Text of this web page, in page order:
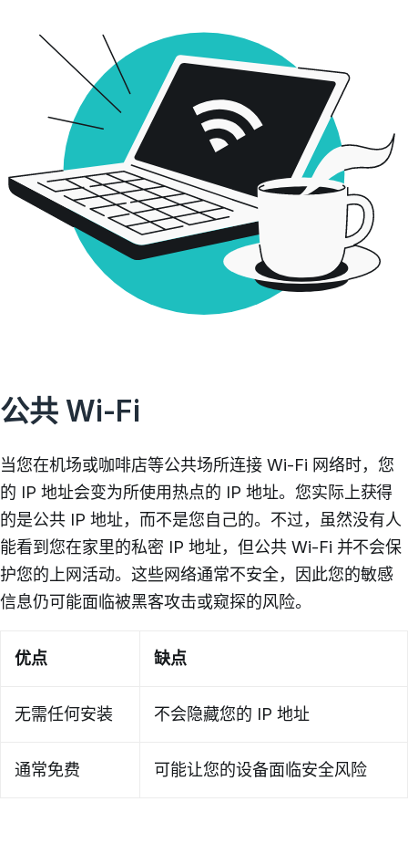
公共 Wi-Fi
当您在机场或咖啡店等公共场所连接 Wi-Fi 网络时，您
的 IP 地址会变为所使用热点的 IP 地址。您实际上获得
的是公共 IP 地址，而不是您自己的。不过，虽然没有人
能看到您在家里的私密 IP 地址，但公共 Wi-Fi 并不会保
护您的上网活动。这些网络通常不安全，因此您的敏感
信息仍可能面临被黑客攻击或窥探的风险。
优点 缺点
无需任何安装 不会隐藏您的 IP 地址
通常免费 可能让您的设备面临安全风险